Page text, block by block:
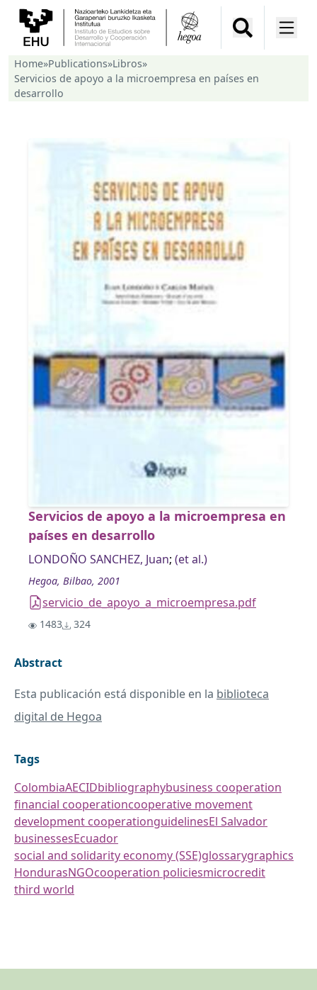
Home»Publications»Libros»
Servicios de apoyo a la microempresa en países en
desarrollo
Servicios de apoyo a la microempresa en
países en desarrollo
LONDOÑO SANCHEZ, Juan; (et al.)
Hegoa, Bilbao, 2001
servicio_de_apoyo_a_microempresa.pdf
1483 324
Abstract
Esta publicación está disponible en la biblioteca
digital de Hegoa
Tags
ColombiaAECIDbibliographybusiness cooperation
financial cooperationcooperative movement
development cooperationguidelinesEl Salvador
businessesEcuador
social and solidarity economy (SSE)glossarygraphics
HondurasNGOcooperation policiesmicrocredit
third world